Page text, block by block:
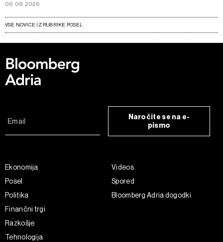
06.08.2026
VSE NOVICE IZ RUBRIKE POSEL
Naročite se na e-
pismo
Ekonomija
Posel
Politika
Finančni trgi
Razkošje
Tehnologija
Videos
Spored
Bloomberg Adria dogodki